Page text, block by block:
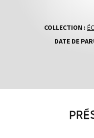
COLLECTION :
DATE DE